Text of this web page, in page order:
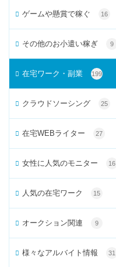
ゲームや懸賞で稼ぐ 16
その他のお小遣い稼ぎ 9
在宅ワーク・副業 199
クラウドソーシング 25
在宅WEBライター 27
女性に人気のモニター 16
人気の在宅ワーク 15
オークション関連 9
様々なアルバイト情報 31